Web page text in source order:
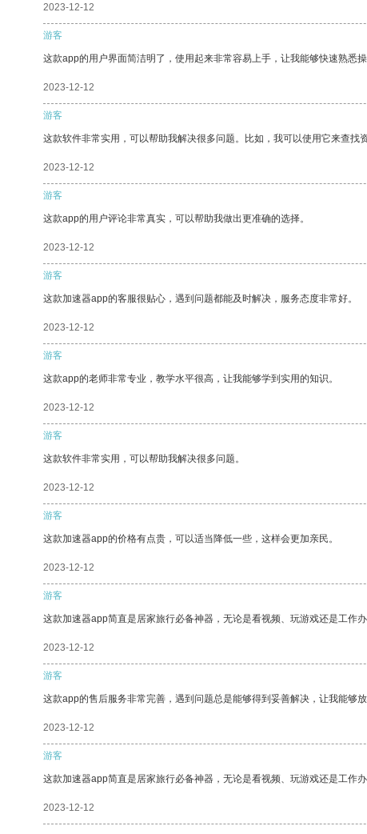
2023-12-12
游客
这款app的用户界面简洁明了，使用起来非常容易上手，让我能够快速熟悉
2023-12-12
游客
这款软件非常实用，可以帮助我解决很多问题。比如，我可以使用它来查找
2023-12-12
游客
这款app的用户评论非常真实，可以帮助我做出更准确的选择。
2023-12-12
游客
这款加速器app的客服很贴心，遇到问题都能及时解决，服务态度非常好。
2023-12-12
游客
这款app的老师非常专业，教学水平很高，让我能够学到实用的知识。
2023-12-12
游客
这款软件非常实用，可以帮助我解决很多问题。
2023-12-12
游客
这款加速器app的价格有点贵，可以适当降低一些，这样会更加亲民。
2023-12-12
游客
这款加速器app简直是居家旅行必备神器，无论是看视频、玩游戏还是工作
2023-12-12
游客
这款app的售后服务非常完善，遇到问题总是能够得到妥善解决，让我能够放
2023-12-12
游客
这款加速器app简直是居家旅行必备神器，无论是看视频、玩游戏还是工作
2023-12-12